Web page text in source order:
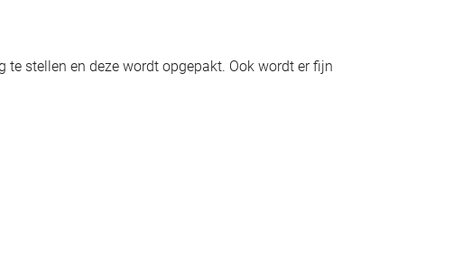
te stellen en deze wordt opgepakt. Ook wordt er fijn